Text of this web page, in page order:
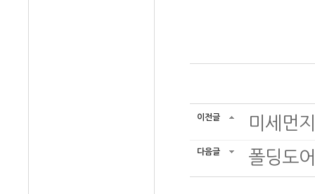
이전글 미세먼
다음글 폴딩도